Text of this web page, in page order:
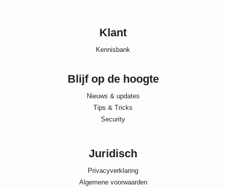
Klant
Kennisbank
Blijf op de hoogte
Nieuws & updates
Tips & Tricks
Security
Juridisch
Privacyverklaring
Algemene voorwaarden